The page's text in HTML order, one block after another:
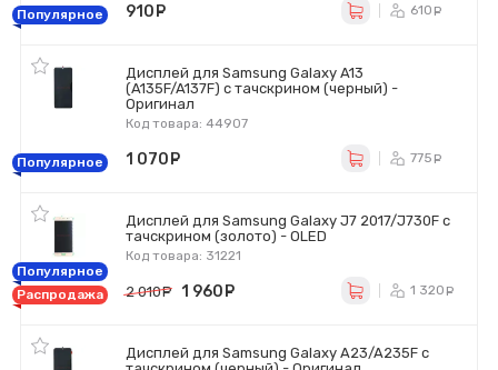
Популярное 910 610
Дисплей для Samsung Galaxy A13
(A135F/A137F) с тачскрином (черный) -
Оригинал
Код товара: 44907
Популярное 1 070 775
Дисплей для Samsung Galaxy J7 2017/J730F с
тачскрином (золото) - OLED
Код товара: 31221
Популярное
Распродажа
2 010 руб.
1 960 1 320
Дисплей для Samsung Galaxy A23/A235F с